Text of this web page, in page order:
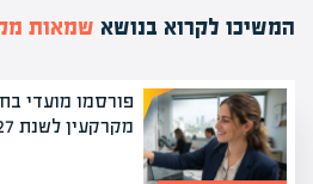
המשיכו לקרוא בנושא שמאות
פורסמו מועדי
מקרקעין לשנת 2027